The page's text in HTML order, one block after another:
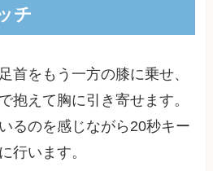
チ
首をもう一方の膝に乗せ、
抱えて胸に引き寄せます。
るのを感じながら20秒キー
行います。